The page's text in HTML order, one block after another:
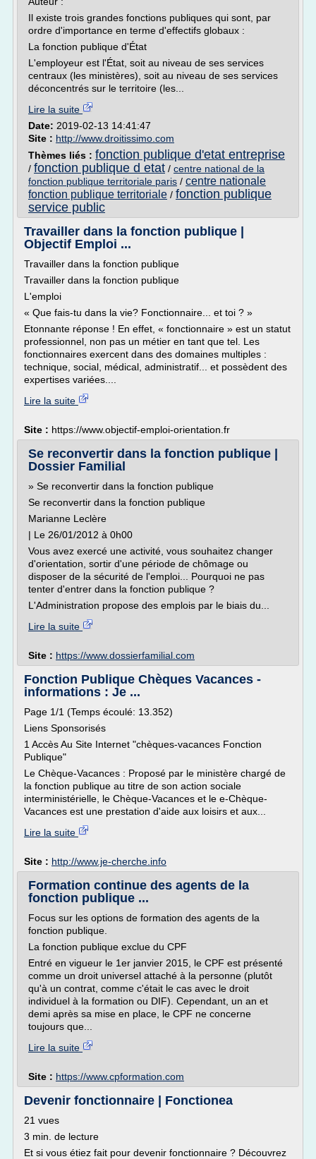
Il existe trois grandes fonctions publiques qui sont, par
ordre d'importance en terme d'effectifs globaux :
La fonction publique d'État
L'employeur est l'État, soit au niveau de ses services
centraux (les ministères), soit au niveau de ses services
déconcentrés sur le territoire (les...
Lire la suite
Date: 2019-02-13 14:41:47
Site : http://www.droitissimo.com
Thèmes liés : fonction publique d'etat entreprise
/ fonction publique d etat / centre national de la
fonction publique territoriale paris / centre nationale
fonction publique territoriale / fonction publique
service public
Travailler dans la fonction publique |
Objectif Emploi ...
Travailler dans la fonction publique
Travailler dans la fonction publique
L'emploi
« Que fais-tu dans la vie? Fonctionnaire... et toi ? »
Etonnante réponse ! En effet, « fonctionnaire » est un statut
professionnel, non pas un métier en tant que tel. Les
fonctionnaires exercent dans des domaines multiples :
technique, social, médical, administratif... et possèdent des
expertises variées....
Lire la suite
Site : https://www.objectif-emploi-orientation.fr
Se reconvertir dans la fonction publique |
Dossier Familial
» Se reconvertir dans la fonction publique
Se reconvertir dans la fonction publique
Marianne Leclère
| Le 26/01/2012 à 0h00
Vous avez exercé une activité, vous souhaitez changer
d'orientation, sortir d'une période de chômage ou
disposer de la sécurité de l'emploi... Pourquoi ne pas
tenter d'entrer dans la fonction publique ?
L'Administration propose des emplois par le biais du...
Lire la suite
Site : https://www.dossierfamilial.com
Fonction Publique Chèques Vacances -
informations : Je ...
Page 1/1 (Temps écoulé: 13.352)
Liens Sponsorisés
1 Accès Au Site Internet "chèques-vacances Fonction
Publique"
Le Chèque-Vacances : Proposé par le ministère chargé de
la fonction publique au titre de son action sociale
interministérielle, le Chèque-Vacances et le e-Chèque-
Vacances est une prestation d'aide aux loisirs et aux...
Lire la suite
Site : http://www.je-cherche.info
Formation continue des agents de la
fonction publique ...
Focus sur les options de formation des agents de la
fonction publique.
La fonction publique exclue du CPF
Entré en vigueur le 1er janvier 2015, le CPF est présenté
comme un droit universel attaché à la personne (plutôt
qu'à un contrat, comme c'était le cas avec le droit
individuel à la formation ou DIF). Cependant, un an et
demi après sa mise en place, le CPF ne concerne
toujours que...
Lire la suite
Site : https://www.cpformation.com
Devenir fonctionnaire | Fonctionea
21 vues
3 min. de lecture
Et si vous étiez fait pour devenir fonctionnaire ? Découvrez